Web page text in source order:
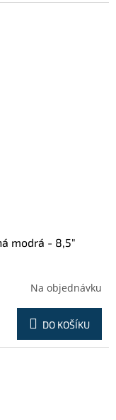
modrá - 8,5"
Na objednávku
DO KOŠÍKU